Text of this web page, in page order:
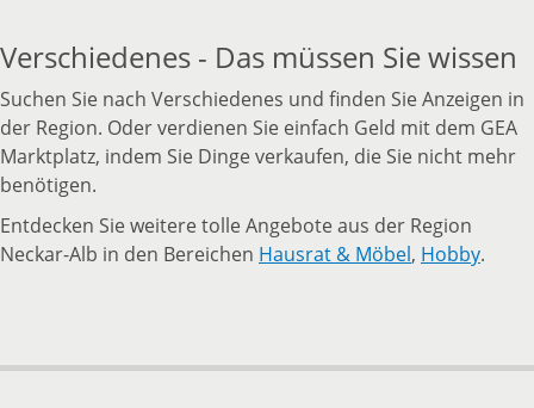
Verschiedenes - Das müssen Sie wissen
Suchen Sie nach Verschiedenes und finden Sie Anzeigen in
der Region. Oder verdienen Sie einfach Geld mit dem GEA
Marktplatz, indem Sie Dinge verkaufen, die Sie nicht mehr
benötigen.
Entdecken Sie weitere tolle Angebote aus der Region
Neckar-Alb in den Bereichen Hausrat & Möbel, Hobby.